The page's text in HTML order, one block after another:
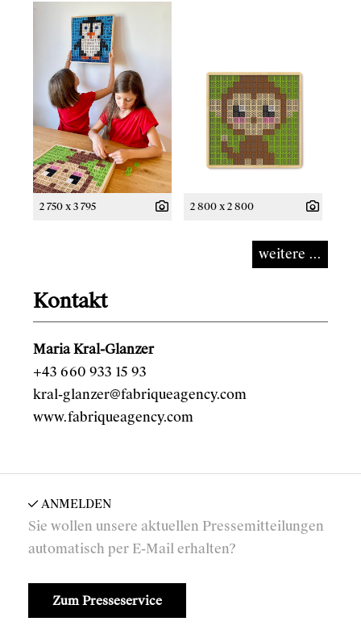
2 750 x 3 795 2 800 x 2 800
weitere ...
Kontakt
Maria Kral-Glanzer
+43 660 933 15 93
kral-glanzer@fabriqueagency.com
www.fabriqueagency.com
ANMELDEN
Sie wollen unsere aktuellen Pressemitteilungen
automatisch per E-Mail erhalten?
Zum Presseservice